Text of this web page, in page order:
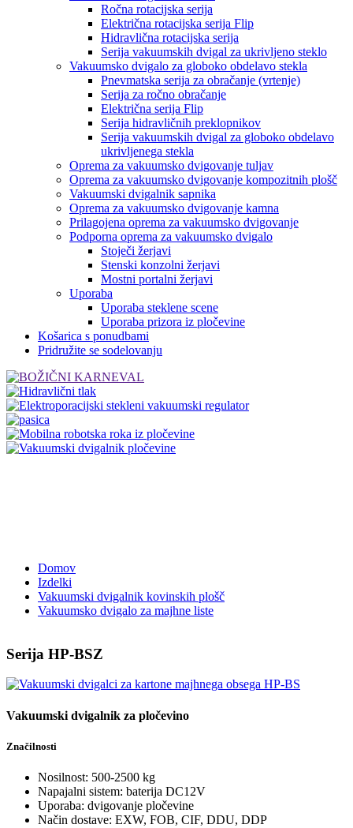
Ročna rotacijska serija
Električna rotacijska serija Flip
Hidravlična rotacijska serija
Serija vakuumskih dvigal za ukrivljeno steklo
Vakuumsko dvigalo za globoko obdelavo stekla
Pnevmatska serija za obračanje (vrtenje)
Serija za ročno obračanje
Električna serija Flip
Serija hidravličnih preklopnikov
Serija vakuumskih dvigal za globoko obdelavo
ukrivljenega stekla
Oprema za vakuumsko dvigovanje tuljav
Oprema za vakuumsko dvigovanje kompozitnih plošč
Vakuumski dvigalnik sapnika
Oprema za vakuumsko dvigovanje kamna
Prilagojena oprema za vakuumsko dvigovanje
Podporna oprema za vakuumsko dvigalo
Stoječi žerjavi
Stenski konzolni žerjavi
Mostni portalni žerjavi
Uporaba
Uporaba steklene scene
Uporaba prizora iz pločevine
Košarica s ponudbami
Pridružite se sodelovanju
Domov
Izdelki
Vakuumski dvigalnik kovinskih plošč
Vakuumsko dvigalo za majhne liste
Serija HP-BSZ
Vakuumski dvigalnik za pločevino
Značilnosti
Nosilnost: 500-2500 kg
Napajalni sistem: baterija DC12V
Uporaba: dvigovanje pločevine
Način dostave: EXW, FOB, CIF, DDU, DDP